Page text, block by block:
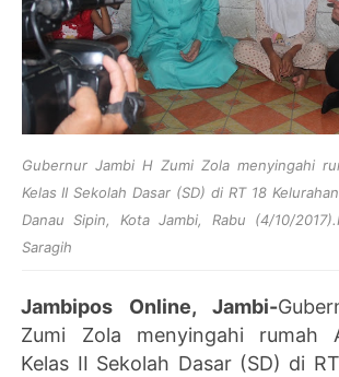
Gubernur Jambi H Zumi Zola menyingahi
Kelas II Sekolah Dasar (SD) di RT 18
Danau Sipin, Kota Jambi, Rabu (4/10/
Saragih
Jambipos Online, Jambi-
Zumi Zola menyingahi rumah
Kelas II Sekolah Dasar (SD) di